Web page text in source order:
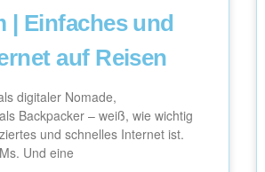
| Einfaches und
auf Reisen
digitaler Nomade,
Backpacker – weiß, wie wichtig
und schnelles Internet ist.
Und eine